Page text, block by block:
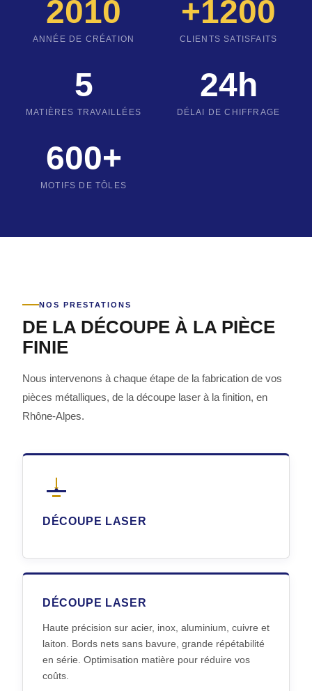
2010
ANNÉE DE CRÉATION
+1200
CLIENTS SATISFAITS
5
MATIÈRES TRAVAILLÉES
24h
DÉLAI DE CHIFFRAGE
600+
MOTIFS DE TÔLES
NOS PRESTATIONS
DE LA DÉCOUPE À LA PIÈCE
FINIE
Nous intervenons à chaque étape de la fabrication de vos
pièces métalliques, de la découpe laser à la finition, en
Rhône-Alpes.
DÉCOUPE LASER
DÉCOUPE LASER
Haute précision sur acier, inox, aluminium, cuivre et
laiton. Bords nets sans bavure, grande répétabilité
en série. Optimisation matière pour réduire vos
coûts.